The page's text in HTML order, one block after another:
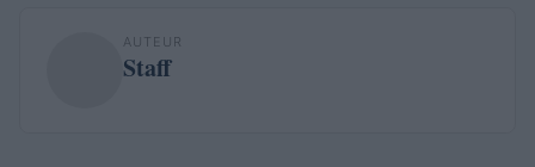
AUTEUR
Staff